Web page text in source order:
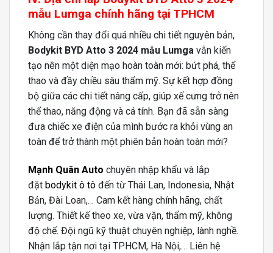
mẫu Lumga chính hãng tại TPHCM
Không cần thay đổi quá nhiều chi tiết nguyên bản,
Bodykit BYD Atto 3 2024 mẫu Lumga vẫn kiến
tạo nên một diện mạo hoàn toàn mới: bứt phá, thể
thao và đầy chiều sâu thẩm mỹ. Sự kết hợp đồng
bộ giữa các chi tiết nâng cấp, giúp xế cưng trở nên
thể thao, năng động và cá tính. Bạn đã sẵn sàng
đưa chiếc xe điện của mình bước ra khỏi vùng an
toàn để trở thành một phiên bản hoàn toàn mới?
Mạnh Quân Auto chuyên nhập khẩu và lắp
đặt bodykit ô tô đến từ Thái Lan, Indonesia, Nhật
Bản, Đài Loan,… Cam kết hàng chính hãng, chất
lượng. Thiết kế theo xe, vừa vặn, thẩm mỹ, không
độ chế. Đội ngũ kỹ thuật chuyên nghiệp, lành nghề.
Nhận lắp tận nơi tại TPHCM, Hà Nội,… Liên hệ